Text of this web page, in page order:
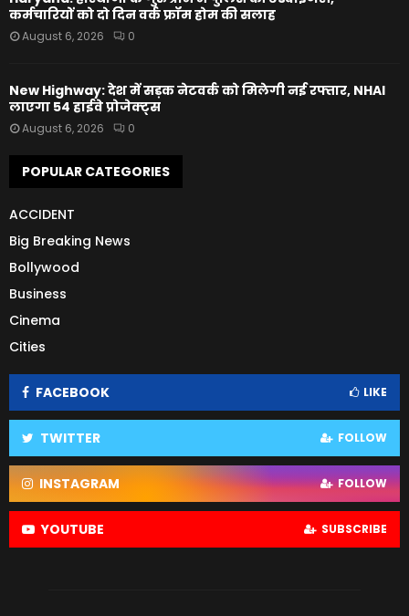
कर्मचारियों को दो दिन वर्क फ्रॉम होम की सलाह
August 6, 2026 0
New Highway: देश में सड़क नेटवर्क को मिलेगी नई रफ्तार, NHAI
लाएगा 54 हाईवे प्रोजेक्ट्स
August 6, 2026 0
POPULAR CATEGORIES
ACCIDENT
Big Breaking News
Bollywood
Business
Cinema
Cities
FACEBOOK LIKE
TWITTER FOLLOW
INSTAGRAM FOLLOW
YOUTUBE SUBSCRIBE